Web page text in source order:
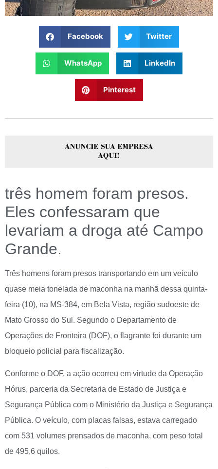
Facebook Twitter
WhatsApp LinkedIn
Pinterest
três homem foram presos.
Eles confessaram que
levariam a droga até Campo
Grande.
Três homens foram presos transportando em um veículo
quase meia tonelada de maconha na manhã dessa quinta-
feira (10), na MS-384, em Bela Vista, região sudoeste de
Mato Grosso do Sul. Segundo o Departamento de
Operações de Fronteira (DOF), o flagrante foi durante um
bloqueio policial para fiscalização.
Conforme o DOF, a ação ocorreu em virtude da Operação
Hórus, parceria da Secretaria de Estado de Justiça e
Segurança Pública com o Ministério da Justiça e Segurança
Pública. O veículo, com placas falsas, estava carregado
com 531 volumes prensados de maconha, com peso total
de 495,6 quilos.